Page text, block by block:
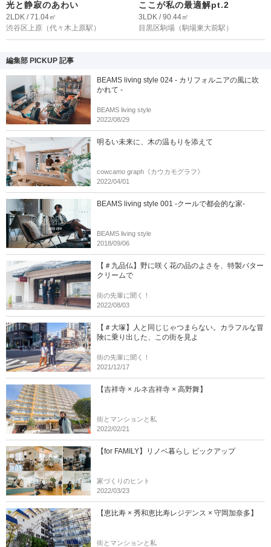
光と静寂のあわい
2LDK / 71.04㎡
渋谷区上原 （代々木上原駅）
ここが私の最適解pt.2
3LDK / 90.44㎡
目黒区駒場 （駒場東大前駅）
編集部 PICKUP 記事
BEAMS living style 024 - カリフォルニアの風に吹
かれて -
BEAMS living style
2022/08/29
明るい未来に、木の温もりを添えて
cowcamo graph《カウカモグラフ》
2022/04/01
BEAMS living style 001 -クールで都会的な家-
BEAMS living style
2018/09/06
【＃九品仏】野に咲く花の品のよさを、特製バター
クリームで
街の先輩に聞く！
2022/08/03
【＃大塚】人と同じじゃつまらない。カラフルな冒
険に乗り出した、この街を見よ
街の先輩に聞く！
2021/12/17
【吉祥寺 × ルネ吉祥寺 × 高野舞】
街とマンションと私
2022/02/21
【for FAMILY】リノベ暮らし ピックアップ
家づくりのヒント
2022/03/23
【恵比寿 × 秀和恵比寿レジデンス × 守岡加奈多】
街とマンションと私